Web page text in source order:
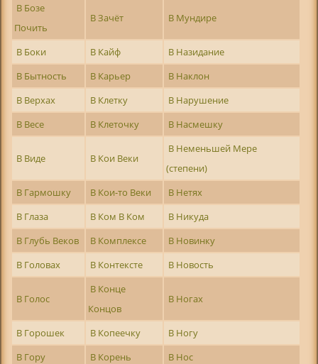
В Бозе
Почить
В Зачёт В Мундире
В Боки В Кайф
В Назидание
В Бытность
В Карьер
В Наклон
В Верхах
В Клетку
В Нарушение
В Весе
В Клеточку В Насмешку
В Виде В Кои Веки
В Неменьшей Мере
(степени)
В Гармошку
В Кои-то Веки
В Нетях
В Глаза
В Ком В Ком
В Никуда
В Глубь Веков
В Комплексе
В Новинку
В Головах
В Контексте В Новость
В Голос
В Конце
Концов
В Ногах
В Горошек В Копеечку
В Ногу
В Гору
В Корень
В Нос